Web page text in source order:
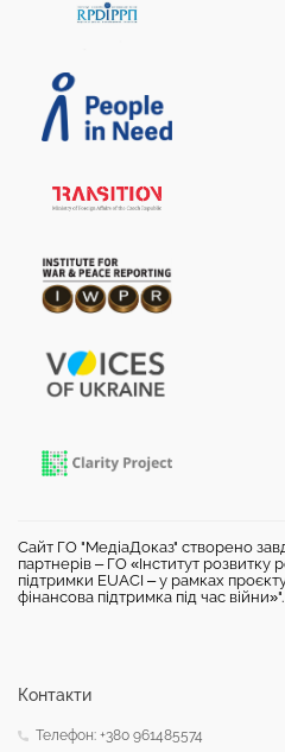
Сайт ГО "МедіаДоказ" створено
партнерів – ГО «Інститут розвитку
підтримки EUACI – у рамках
фінансова підтримка під час війни»".
Контакти
Телефон: +380 961485574